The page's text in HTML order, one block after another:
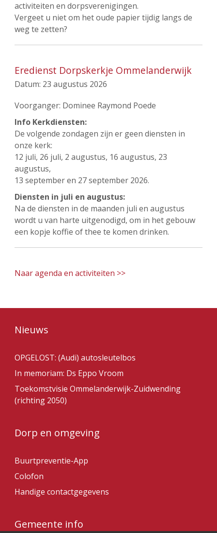
activiteiten en dorpsverenigingen.
Vergeet u niet om het oude papier tijdig langs de
weg te zetten?
Eredienst Dorpskerkje Ommelanderwijk
Datum: 23 augustus 2026
Voorganger: Dominee Raymond Poede
Info Kerkdiensten:
De volgende zondagen zijn er geen diensten in
onze kerk:
12 juli, 26 juli, 2 augustus, 16 augustus, 23
augustus,
13 september en 27 september 2026.
Diensten in juli en augustus:
Na de diensten in de maanden juli en augustus
wordt u van harte uitgenodigd, om in het gebouw
een kopje koffie of thee te komen drinken.
Naar agenda en activiteiten >>
Nieuws
OPGELOST: (Audi) autosleutelbos
In memoriam: Ds Eppo Vroom
Toekomstvisie Ommelanderwijk-Zuidwending
(richting 2050)
Dorp en omgeving
Buurtpreventie-App
Colofon
Handige contactgegevens
Gemeente info